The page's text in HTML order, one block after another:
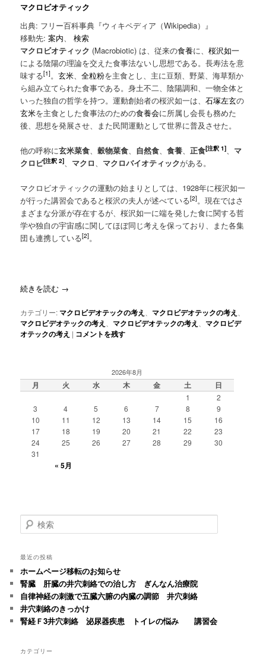
マクロビオティック
出典: フリー百科事典『ウィキペディア（Wikipedia）』
移動先:案内、検索
マクロビオティック (Macrobiotic) は、従来の食養に、桜沢如一
による陰陽の理論を交えた食事法ないし思想である。長寿法を意
味する[1]。玄米、全粒粉を主食とし、主に豆類、野菜、海草類か
ら組み立てられた食事である。身土不二、陰陽調和、一物全体と
いった独自の哲学を持つ。運動創始者の桜沢如一は、石塚左玄の
玄米を主食とした食事法のための食養会に所属し会長も務めた
後、思想を発展させ、また民間運動として世界に普及させた。
他の呼称に玄米菜食、穀物菜食、 自然食、食養、正食[注釈 1]、 マ
クロビ[注釈 2]、 マクロ、 マクロバイオティックがある。
マクロビオティックの運動の始まりとしては、1928年に桜沢如一
が行った講習会であると桜沢の夫人が述べている[2]。現在ではさ
まざまな分派が存在するが、桜沢如一に端を発した食に関する哲
学や独自の宇宙感に関してほぼ同じ考えを保っており、また各集
団も連携している[2]。
続きを読む →
カテゴリー: マクロビデオテックの考え マクロビデオテックの考え
マクロビデオテックの考え マクロビデオテックの考え
マクロビデ
オテックの考え | コメントを残す
2026年8月
月 火 水 木 金 土 日
1
2
3
4 5 6 7 8
9
10
11 12 13 14 15
16
17
18 19 20 21 22
23
24
25 26 27 28 29
30
31
« 5月
検
索
最近の投稿
ホームページ移転のお知らせ
腎臓 肝臓の井穴刺絡での治し方 ぎんなん治療院
自律神経の刺激で五臓六腑の内臓の調節 井穴刺絡
井穴刺絡のきっかけ
腎経Ｆ3井穴刺絡 泌尿器疾患 トイレの悩み 講習会
カテゴリー